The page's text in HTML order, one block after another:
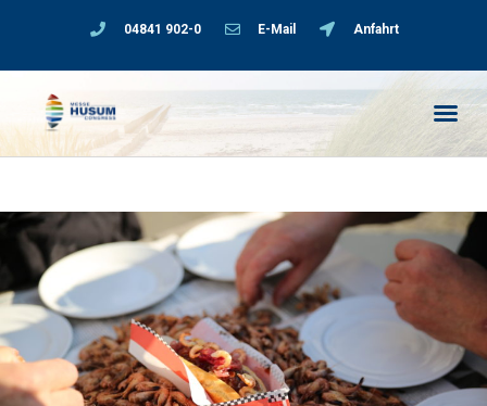
04841 902-0 E-Mail Anfahrt